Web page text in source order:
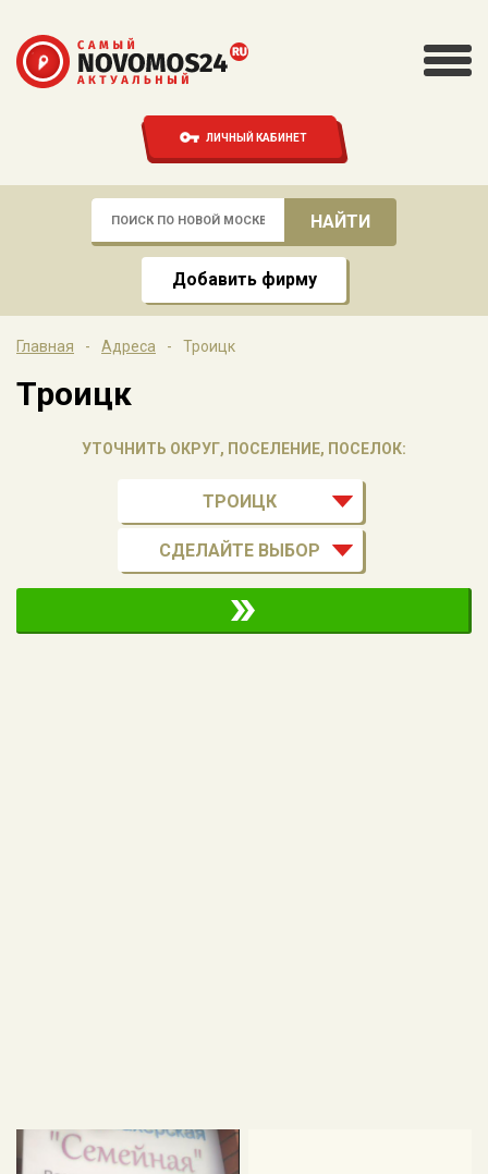
ЛИЧНЫЙ КАБИНЕТ
Добавить фирму
Главная - Адреса - Троицк
Троицк
УТОЧНИТЬ ОКРУГ, ПОСЕЛЕНИЕ, ПОСЕЛОК:
ТРОИЦК
СДЕЛАЙТЕ ВЫБОР